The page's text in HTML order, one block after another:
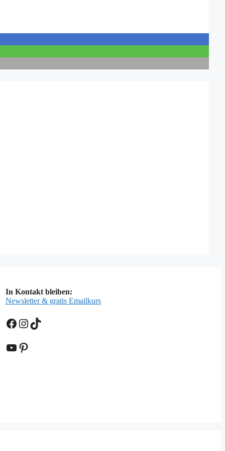
In Kontakt bleiben:
Newsletter & gratis Emailkurs
Facebook
Instagram
TikTok
YouTube
Pinterest